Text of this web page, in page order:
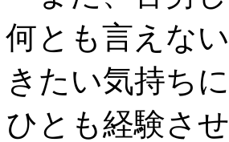
何とも言えな
きたい気持ち
ひとも経験さ